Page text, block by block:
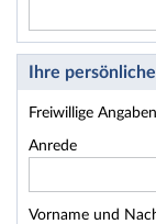
Ihre
Freiwillige
Anrede
Vorname und